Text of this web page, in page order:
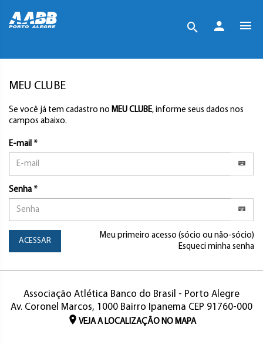
MEU CLUBE
Se você já tem cadastro no MEU CLUBE, informe seus dados nos
campos abaixo.
E-mail *
Senha *
ACESSAR
Meu primeiro acesso (sócio ou não-sócio)
Esqueci minha senha
Associação Atlética Banco do Brasil - Porto Alegre
Av. Coronel Marcos, 1000 Bairro Ipanema CEP 91760-000
VEJA A LOCALIZAÇÃO NO MAPA